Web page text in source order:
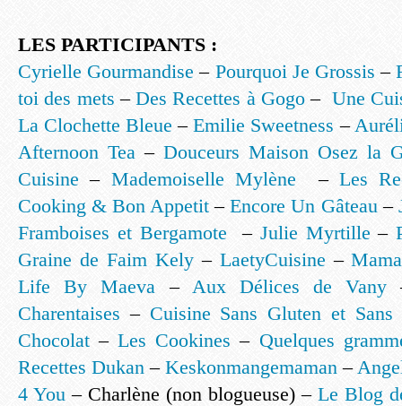
LES PARTICIPANTS :
Cyrielle Gourmandise – Pourquoi Je Grossis –
toi des mets –Des Recettes à Gogo– Une
La Clochette Bleue –Emilie Sweetness –
Afternoon Tea– Douceurs Maison Osez la
Cuisine– Mademoiselle Mylène – Les
Cooking & Bon Appetit –Encore Un Gâteau–
Framboises et Bergamote
– Julie Myrtille–
Graine de Faim Kely– LaetyCuisine –
Life By Maeva – Aux Délices de Vany
Charentaises – Cuisine Sans Gluten et Sans
Chocolat–Les Cookines– Quelques
Recettes Dukan – Keskonmangemaman –
4 You – Charlène (non blogueuse) – Le Blog